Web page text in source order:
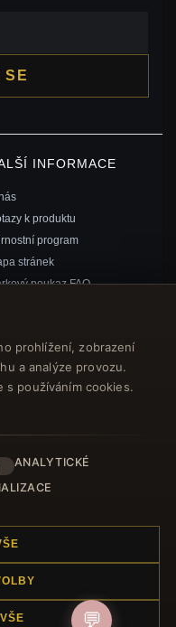
prohlížení, zobrazení
a analýze provozu.
s používáním cookies.
ANALYTICKÉ
SE
INFORMACE
k produktu
program
stránek
poukaz FAQ
NÁS
práva vyhrazena.
💬